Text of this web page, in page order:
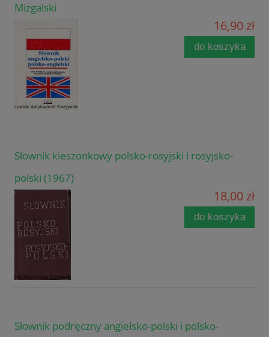
Mizgalski
16,90 zł
do koszyka
Słownik kieszonkowy polsko-rosyjski i rosyjsko-
polski (1967)
18,00 zł
do koszyka
Słownik podręczny angielsko-polski i polsko-